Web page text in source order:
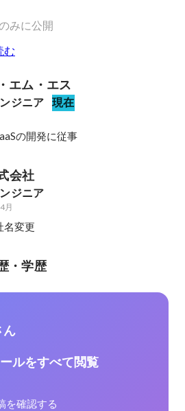
みに公開
む
エム・エス
ジニア 現在
の開発に従事
会社
ジニア
月
名変更
・学歴
ん
ルをすべて閲覧
を確認する